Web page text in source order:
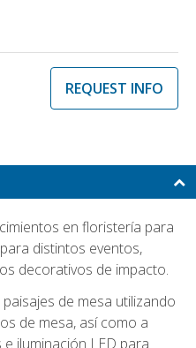
REQUEST INFO
en floristería para
distintos eventos,
decorativos de impacto.
de mesa utilizando
de mesa, así como a
iluminación LED para